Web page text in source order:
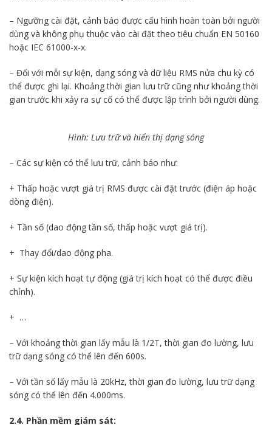
– Ngưỡng cài đặt, cảnh báo được cấu hình hoàn toàn bởi người
dùng và không phụ thuộc vào cài đặt theo tiêu chuẩn EN 50160
hoặc IEC 61000-x-x.
– Đối với mỗi sự kiện, dạng sóng và dữ liệu RMS nửa chu kỳ có
thể được ghi lại. Khoảng thời gian lưu trữ cũng như khoảng thời
gian trước khi xảy ra sự cố có thể được lập trình bởi người dùng.
Hình: Lưu trữ và hiển thị dạng sóng
– Các sự kiện có thể lưu trữ, cảnh báo như:
+ Thấp hoặc vượt giá trị RMS được cài đặt trước (điện áp hoặc
dòng điện).
+ Tần số (dao động tần số, thấp hoặc vượt giá trị).
+ Thay đổi/dao động pha.
+ Sự kiện kích hoạt tự động (giá trị kích hoạt có thể được điều
chỉnh).
+ …
– Với khoảng thời gian lấy mẫu là 1/2T, thời gian đo lường, lưu
trữ dạng sóng có thể lên đến 600s.
– Với tần số lấy mẫu là 20kHz, thời gian đo lường, lưu trữ dạng
sóng có thể lên đến 4.000ms.
2.4. Phần mềm giám sát: